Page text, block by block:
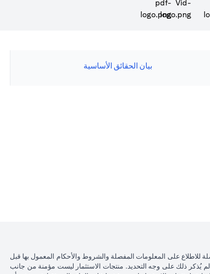
بيان الحقائق الأساسية
على المعلومات المفصلة والشروط والأحكام المعمول بها قبل
لم يُذكر ذلك على وجه التحديد. منتجات الاستثمار ليست مؤمنة من جانب